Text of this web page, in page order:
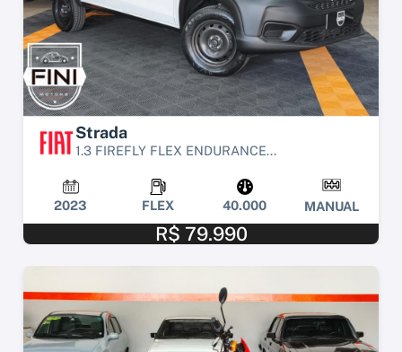
Strada
1.3 FIREFLY FLEX ENDURANCE...
2023 FLEX 40.000 MANUAL
R$ 79.990